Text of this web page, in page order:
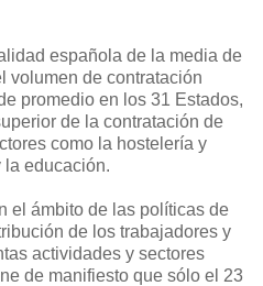
española de la media de
volumen de contratación
promedio en los 31 Estados,
de la contratación de
como la hostelería y
la educación.
el ámbito de las políticas de
de los trabajadores y
actividades y sectores
de manifiesto que sólo el 23